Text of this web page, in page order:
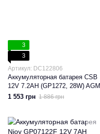
3
3
Артикул: DC122806
Аккумуляторная батарея CSB
12V 7.2AH (GP1272, 28W) AGM
1 553 грн 1 886 грн